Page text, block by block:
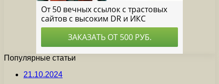
Популярные статьи
21.10.2024